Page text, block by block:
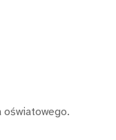
oświatowego.